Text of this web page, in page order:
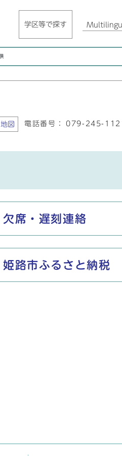
学区等で探す
地図 電話番号： 079-245-
欠席・遅刻連絡
姫路市ふるさと納税